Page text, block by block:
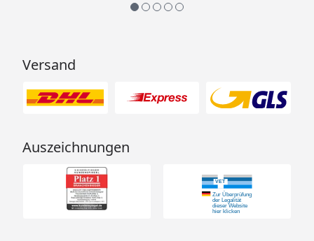
Versand
Auszeichnungen